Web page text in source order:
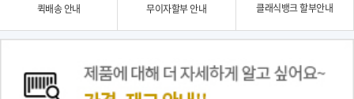
퀵배송 안내 무이자할부 안내 클래식뱅크 할부안내